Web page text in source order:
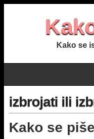
Kako se
izbrojati ili
Kako se